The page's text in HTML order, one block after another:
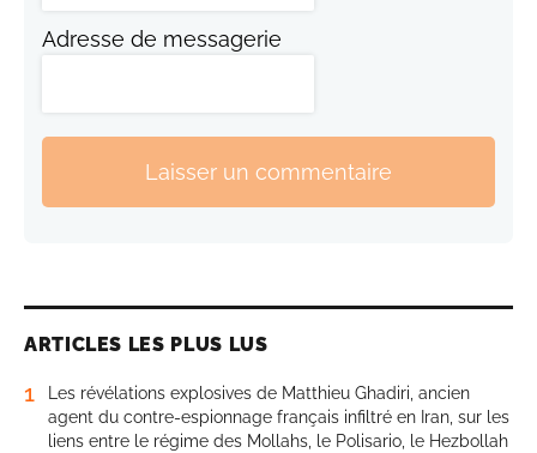
Adresse de messagerie
Laisser un commentaire
ARTICLES LES PLUS LUS
1
Les révélations explosives de Matthieu Ghadiri, ancien
agent du contre-espionnage français infiltré en Iran, sur les
liens entre le régime des Mollahs, le Polisario, le Hezbollah